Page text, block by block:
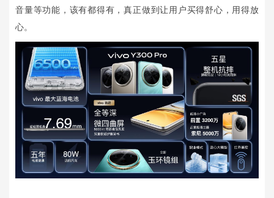
音量等功能，该有都得有，真正做到让用户买得舒心，用得放
心。